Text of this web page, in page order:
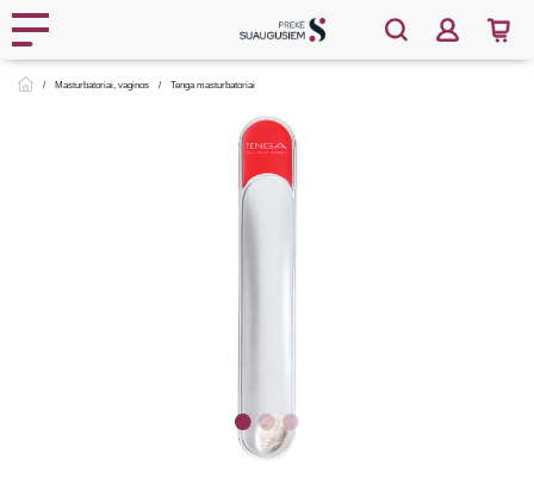
Masturbatoriai, vaginos Tenga masturbatoriai